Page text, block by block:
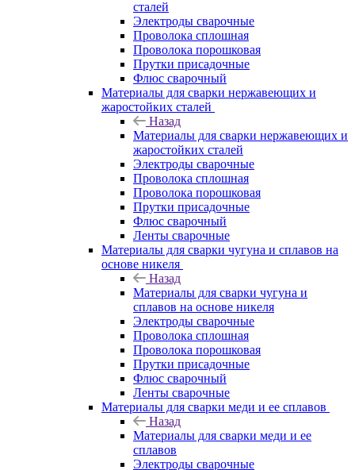
сталей
Электроды сварочные
Проволока сплошная
Проволока порошковая
Прутки присадочные
Флюс сварочный
Материалы для сварки нержавеющих и
жаростойких сталей
Назад
Материалы для сварки нержавеющих и
жаростойких сталей
Электроды сварочные
Проволока сплошная
Проволока порошковая
Прутки присадочные
Флюс сварочный
Ленты сварочные
Материалы для сварки чугуна и сплавов на
основе никеля
Назад
Материалы для сварки чугуна и
сплавов на основе никеля
Электроды сварочные
Проволока сплошная
Проволока порошковая
Прутки присадочные
Флюс сварочный
Ленты сварочные
Материалы для сварки меди и ее сплавов
Назад
Материалы для сварки меди и ее
сплавов
Электроды сварочные